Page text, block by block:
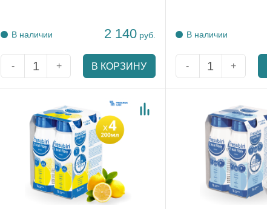
В наличии 2 140руб.
- + В КОРЗИНУ
В наличии
- +